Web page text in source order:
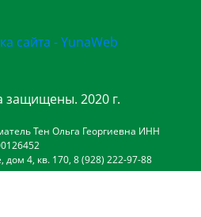
защищены. 2020 г.
Тен Ольга Георгиевна ИНН
дом 4, кв. 170, 8 (928) 222-97-88